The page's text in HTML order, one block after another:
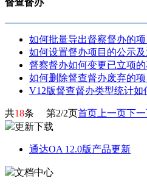
督查督办
如何批量导出督察督办的项
如何设置督办项目的公示及
督察督办如何变更已立项的
如何删除督查督办废弃的项
V12版督查督办类型统计如
共18条 第2/2页首页 上一页下
更新下载
通达OA 12.0版产品更新
文档中心